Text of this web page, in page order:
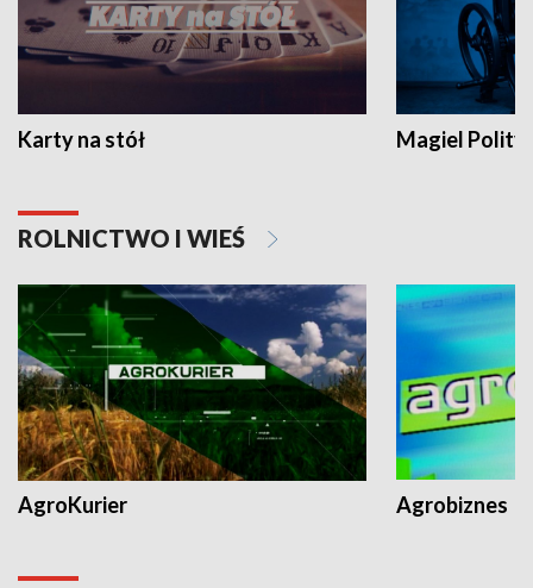
Karty na stół Magiel
ROLNICTWO I WIEŚ
AgroKurier Agrobiznes